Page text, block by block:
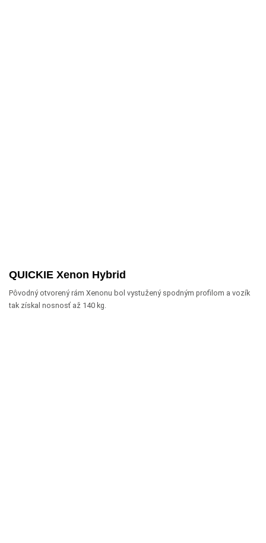
QUICKIE Xenon Hybrid
Pôvodný otvorený rám Xenonu bol vystužený spodným profilom a vozík
tak získal nosnosť až 140 kg.